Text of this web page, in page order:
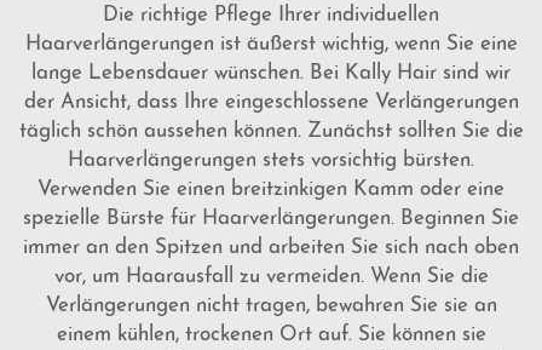
Die richtige Pflege Ihrer individuellen
Haarverlängerungen ist äußerst wichtig, wenn Sie eine
lange Lebensdauer wünschen. Bei Kally Hair sind wir
der Ansicht, dass Ihre eingeschlossene Verlängerungen
täglich schön aussehen können. Zunächst sollten Sie die
Haarverlängerungen stets vorsichtig bürsten.
Verwenden Sie einen breitzinkigen Kamm oder eine
spezielle Bürste für Haarverlängerungen. Beginnen Sie
immer an den Spitzen und arbeiten Sie sich nach oben
vor, um Haarausfall zu vermeiden. Wenn Sie die
Verlängerungen nicht tragen, bewahren Sie sie an
einem kühlen, trockenen Ort auf. Sie können sie